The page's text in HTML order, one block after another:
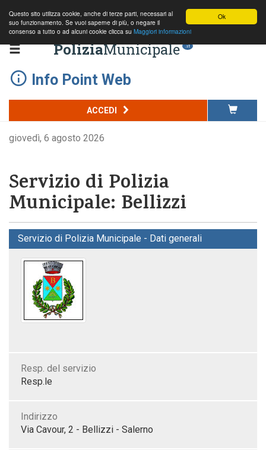
Ok
Questo sito utilizza cookie, anche di terze parti, necessari al
suo funzionamento. Se vuoi saperne di più, o negare il
consenso a tutto o ad alcuni cookie clicca su Maggiori informazioni
PoliziaMunicipale .it
Info Point Web
ACCEDI
giovedì, 6 agosto 2026
Servizio di Polizia
Municipale: Bellizzi
Servizio di Polizia Municipale - Dati generali
Resp. del servizio
Resp.le
Indirizzo
Via Cavour, 2 - Bellizzi - Salerno